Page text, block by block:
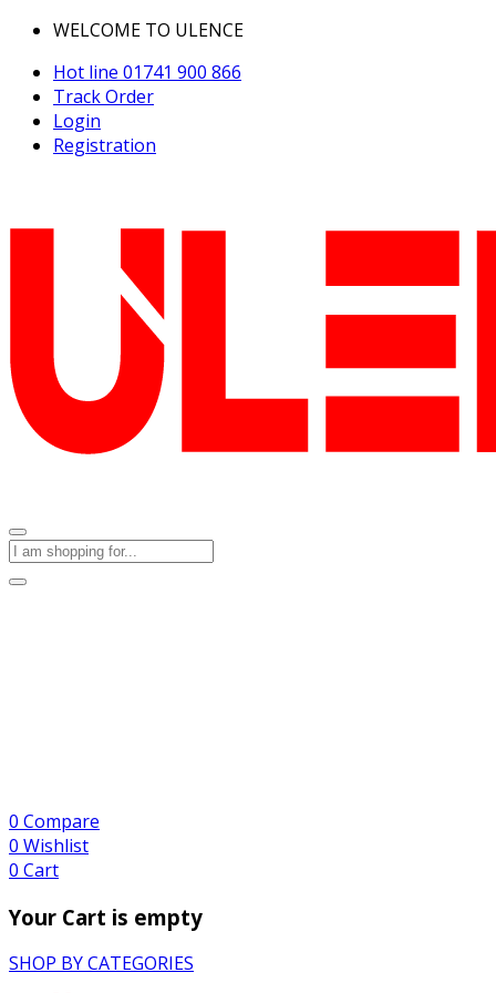
WELCOME TO ULENCE
Hot line 01741 900 866
Track Order
Login
Registration
0 Compare
0 Wishlist
0 Cart
Your Cart is empty
SHOP BY CATEGORIES